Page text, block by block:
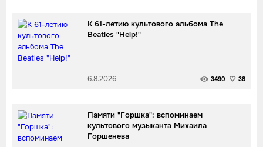
К 61-летию культового альбома The
Beatles "Help!"
6.8.2026 3490 38
Памяти "Горшка": вспоминаем
культового музыканта Михаила
Горшенева